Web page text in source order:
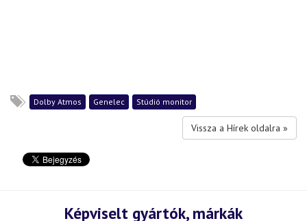
Dolby Atmos Genelec Stúdió monitor
Vissza a Hírek oldalra »
Képviselt gyártók, márkák